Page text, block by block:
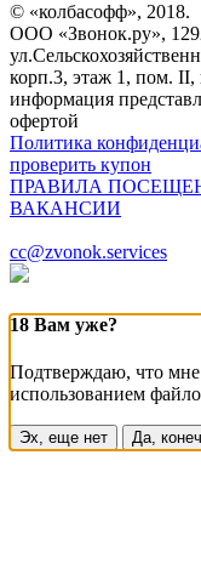
© «колбасофф», 2018.
ООО «Звонок.ру»,
корп.3, этаж 1, пом.
информация
офертой
Политика
проверить купон
ПРАВИЛА
ВАКАНСИИ
cc@zvonok.services
18 Вам уже?
Подтверждаю, что мне
использованием
Эх, еще нет Да,